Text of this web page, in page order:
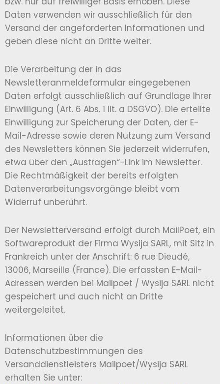
Daten verwenden wir ausschließlich für den
Versand der angeforderten Informationen und
geben diese nicht an Dritte weiter.
Die Verarbeitung der in das
Newsletteranmeldeformular eingegebenen
Daten erfolgt ausschließlich auf Grundlage Ihrer
Einwilligung (Art. 6 Abs. 1 lit. a DSGVO). Die erteilte
Einwilligung zur Speicherung der Daten, der E-
Mail-Adresse sowie deren Nutzung zum Versand
des Newsletters können Sie jederzeit widerrufen,
etwa über den „Austragen“-Link im Newsletter.
Die Rechtmäßigkeit der bereits erfolgten
Datenverarbeitungsvorgänge bleibt vom
Widerruf unberührt.
Der Newsletterversand erfolgt durch MailPoet, ein
Softwareprodukt der Firma Wysija SARL, mit Sitz in
Frankreich unter der Anschrift: 6 rue Dieudé,
13006, Marseille (France). Die erfassten E-Mail-
Adressen werden bei Mailpoet / Wysija SARL nicht
gespeichert und auch nicht an Dritte
weitergeleitet.
Informationen über die
Datenschutzbestimmungen des
Versanddienstleisters Mailpoet/Wysija SARL
erhalten Sie unter: